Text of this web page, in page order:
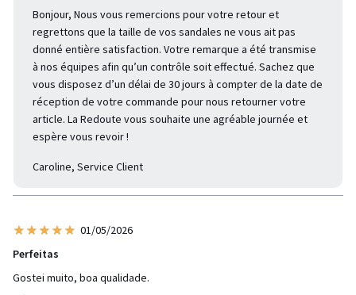
Bonjour, Nous vous remercions pour votre retour et
regrettons que la taille de vos sandales ne vous ait pas
donné entière satisfaction. Votre remarque a été transmise
à nos équipes afin qu’un contrôle soit effectué. Sachez que
vous disposez d’un délai de 30 jours à compter de la date de
réception de votre commande pour nous retourner votre
article. La Redoute vous souhaite une agréable journée et
espère vous revoir !
Caroline, Service Client
01/05/2026
Perfeitas
Gostei muito, boa qualidade.